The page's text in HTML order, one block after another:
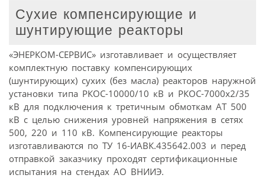
Сухие компенсирующие и
шунтирующие реакторы
«ЭНЕРКОМ-СЕРВИС» изготавливает и осуществляет
комплектную поставку компенсирующих
(шунтирующих) сухих (без масла) реакторов наружной
установки типа РКОС-10000/10 кВ и РКОС-7000х2/35
кВ для подключения к третичным обмоткам АТ 500
кВ с целью снижения уровней напряжения в сетях
500, 220 и 110 кВ. Компенсирующие реакторы
изготавливаются по ТУ 16-ИАВК.435642.003 и перед
отправкой заказчику проходят сертификационные
испытания на стендах АО ВНИИЭ.